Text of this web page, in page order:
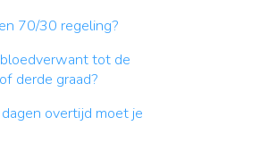
70/30 regeling?
tot de
derde graad?
overtijd moet je